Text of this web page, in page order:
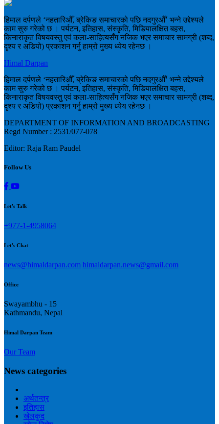
हिमाल दर्पणले ‘नहतारिऔँ, ब्रेकिङ समाचारको पछि नदगुरऔँ’ भन्ने उद्देश्यले
काम सुरु गरेको छ । पर्यटन, इतिहास, संस्कृति, मिडियालक्षित बहस,
किनाराकृत विषयवस्तु एवं कला-साहित्यसँग नजिक भएर समाचार सामग्री (शब्द,
दृश्य र अडियो) प्रकाशन गर्नु हाम्रो मुख्य ध्येय रहेनछ ।
Himal Darpan
हिमाल दर्पणले ‘नहतारिऔँ, ब्रेकिङ समाचारको पछि नदगुरऔँ’ भन्ने उद्देश्यले
काम सुरु गरेको छ । पर्यटन, इतिहास, संस्कृति, मिडियालक्षित बहस,
किनाराकृत विषयवस्तु एवं कला-साहित्यसँग नजिक भएर समाचार सामग्री (शब्द,
दृश्य र अडियो) प्रकाशन गर्नु हाम्रो मुख्य ध्येय रहेनछ ।
DEPARTMENT OF INFORMATION AND BROADCASTING
Regd Number : 2531/077-078
Editor: Raja Ram Paudel
Follow Us
Let's Talk
+977-1-4958064
Let's Chat
news@himaldarpan.com himaldarpan.news@gmail.com
Office
Swayambhu - 15
Kathmandu, Nepal
Himal Darpan Team
Our Team
News categories
अर्थतन्त्र
इतिहास
खेलकुद